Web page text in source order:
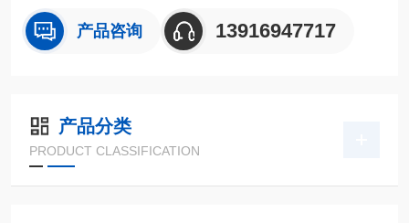
产品咨询 13916947717
产品分类
PRODUCT CLASSIFICATION